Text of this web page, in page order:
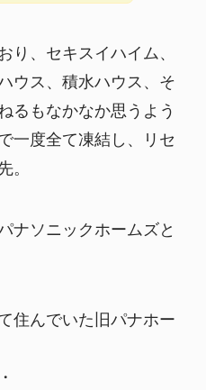
り、セキスイハイム、
ウス、積水ハウス、そ
るもなかなか思うよう
一度全て凍結し、リセ
。
ナソニックホームズと
住んでいた旧パナホー